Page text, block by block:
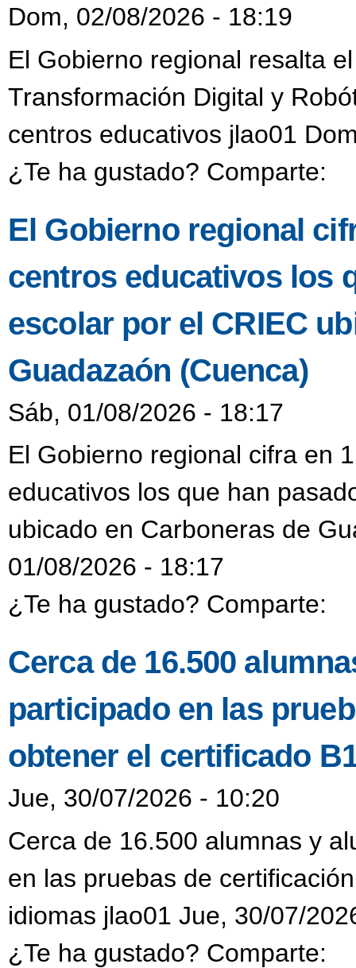
Dom, 02/08/2026 - 18:19
El Gobierno regional resalta
Transformación Digital y
centros educativos jlao01
¿Te ha gustado? Comparte:
El Gobierno regional
centros educativos los
escolar por el CRIEC
Guadazaón (Cuenca)
Sáb, 01/08/2026 - 18:17
El Gobierno regional cifra en
educativos los que han
ubicado en Carboneras de
01/08/2026 - 18:17
¿Te ha gustado? Comparte:
Cerca de 16.500
participado en las
obtener el certificado
Jue, 30/07/2026 - 10:20
Cerca de 16.500 alumnas y
en las pruebas de
idiomas jlao01 Jue, 30/07/
¿Te ha gustado? Comparte: